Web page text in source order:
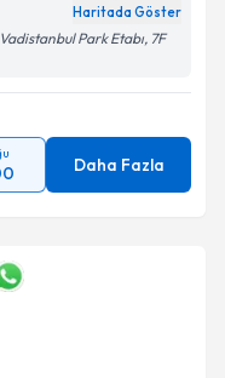
Haritada Göster
Park Etabı, 7F
Daha Fazla